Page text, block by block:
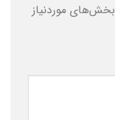
بخش‌های موردنیاز